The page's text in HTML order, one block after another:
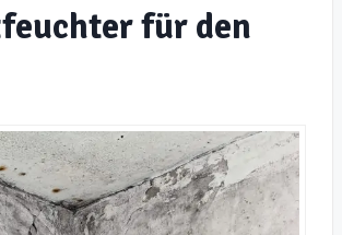
für den